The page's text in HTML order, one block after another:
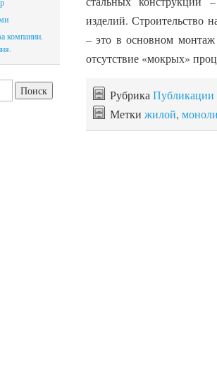
изделий. Строительство
– это в основном монтаж
отсутствие «мокрых»
Рубрика Публикации
Метки жилой,
компании.